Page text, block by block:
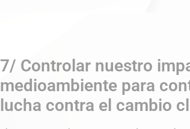
7/ Controlar nuestro
medioambiente para
lucha contra el cambio